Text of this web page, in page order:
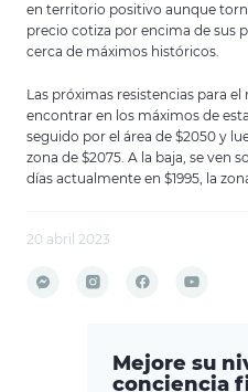
en territorio positivo aunque
precio cotiza por encima de sus
cerca de máximos históricos.
Las próximas resistencias para
encontrar en los máximos de
seguido por el área de $2050 y
zona de $2075. A la baja, se ven
días actualmente en $1995, la
20 abril 2023
Mejore su
conciencia